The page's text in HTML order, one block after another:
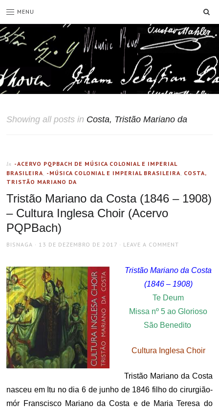
MENU
Showing all posts in Costa, Tristão Mariano da
In -ACERVO PQPBACH DE MÚSICA COLONIAL E IMPERIAL
BRASILEIRA, -MÚSICA COLONIAL E IMPERIAL BRASILEIRA, COSTA,
TRISTÃO MARIANO DA
Tristão Mariano da Costa (1846 – 1908)
– Cultura Inglesa Choir (Acervo
PQPBach)
AUTHOR
BISNAGA
POSTED
13 DE DEZEMBRO DE 2017 LEAVE A COMMENT
Tristão Mariano da Costa
(1846 – 1908)
Te Deum
Missa nº 5 ao Glorioso
São Benedito
Cultura Inglesa Choir
Tristão Mariano da Costa
nasceu em Itu no dia 6 de junho de 1846 filho do cirurgião-
mór Franscisco Mariano da Costa e de Maria Teresa do